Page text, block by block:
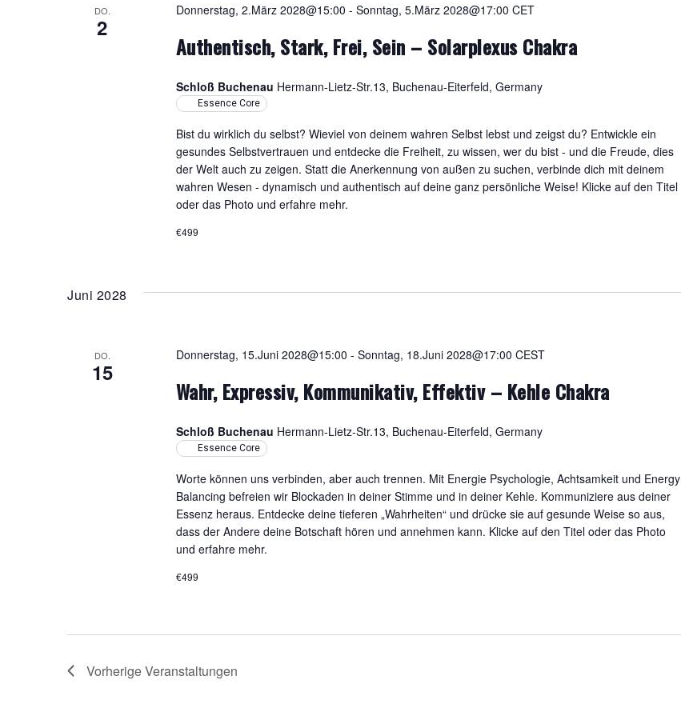
DO.
2
Authentisch, Stark, Frei, Sein – Solarplexus Chakra
Donnerstag, 2.März 2028@15:00 - Sonntag, 5.März 2028@17:00 CET
Schloß Buchenau Hermann-Lietz-Str.13, Buchenau-Eiterfeld, Germany
Essence Core
Bist du wirklich du selbst? Wieviel von deinem wahren Selbst lebst und zeigst du? Entwickle ein
gesundes Selbstvertrauen und entdecke die Freiheit, zu wissen, wer du bist - und die Freude, dies
der Welt auch zu zeigen. Statt die Anerkennung von außen zu suchen, verbinde dich mit deinem
wahren Wesen - dynamisch und authentisch auf deine ganz persönliche Weise! Klicke auf den Titel
oder das Photo und erfahre mehr.
€499
Juni 2028
DO.
15
Wahr, Expressiv, Kommunikativ, Effektiv – Kehle Chakra
Donnerstag, 15.Juni 2028@15:00 - Sonntag, 18.Juni 2028@17:00 CEST
Schloß Buchenau Hermann-Lietz-Str.13, Buchenau-Eiterfeld, Germany
Essence Core
Worte können uns verbinden, aber auch trennen. Mit Energie Psychologie, Achtsamkeit und Energy
Balancing befreien wir Blockaden in deiner Stimme und in deiner Kehle. Kommuniziere aus deiner
Essenz heraus. Entdecke deine tieferen „Wahrheiten“ und drücke sie auf gesunde Weise so aus,
dass der Andere deine Botschaft hören und annehmen kann. Klicke auf den Titel oder das Photo
und erfahre mehr.
€499
VorherigeVeranstaltungen